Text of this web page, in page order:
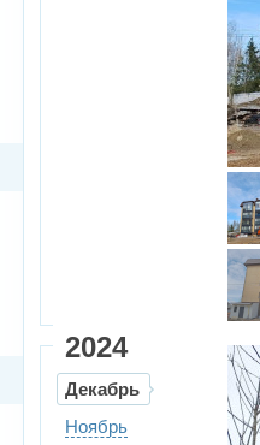
2024
Декабрь
Ноябрь